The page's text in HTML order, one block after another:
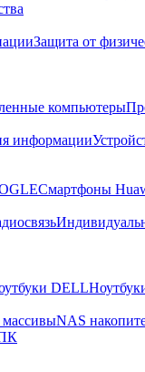
Защита от
компьютеры
информации
Смартфоны
DELL
NAS